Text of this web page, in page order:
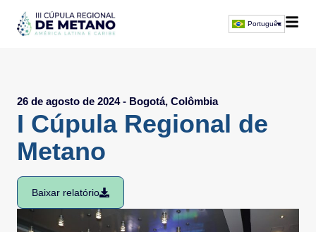
Português
26 de agosto de 2024 - Bogotá, Colômbia
I Cúpula Regional de
Metano
Baixar relatório